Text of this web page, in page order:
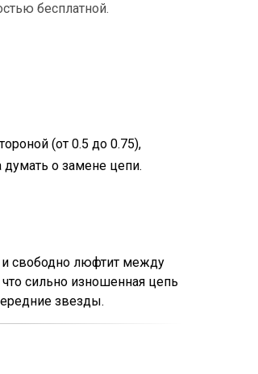
бесплатной.
(от 0.5 до 0.75),
о замене цепи.
и свободно люфтит между
сильно изношенная цепь
звезды.